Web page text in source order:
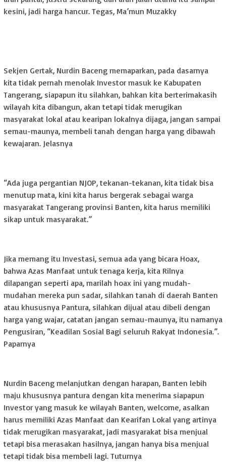
kesini, jadi harga hancur. Tegas, Ma’mun Muzakky
Sekjen Gertak, Nurdin Baceng memaparkan, pada dasarnya
kita tidak pernah menolak Investor masuk ke Kabupaten
Tangerang, siapapun itu silahkan, bahkan kita berterimakasih
wilayah kita dibangun, akan tetapi tidak merugikan
masyarakat lokal atau kearipan lokalnya dijaga, jangan sampai
semau-maunya, membeli tanah dengan harga yang dibawah
kewajaran. Jelasnya
“Ada juga pergantian NJOP, tekanan-tekanan, kita tidak bisa
menutup mata, kini kita harus bergerak sebagai warga
masyarakat Tangerang provinsi Banten, kita harus memiliki
sikap untuk masyarakat.”
Jika memang itu Investasi, semua ada yang bicara Hoax,
bahwa Azas Manfaat untuk tenaga kerja, kita Rilnya
dilapangan seperti apa, marilah hoax ini yang mudah-
mudahan mereka pun sadar, silahkan tanah di daerah Banten
atau khususnya Pantura, silahkan dijual atau dibeli dengan
harga yang wajar, catatan jangan semau-maunya, itu namanya
Pengusiran, “Keadilan Sosial Bagi seluruh Rakyat Indonesia.”.
Paparnya
Nurdin Baceng melanjutkan dengan harapan, Banten lebih
maju khususnya pantura dengan kita menerima siapapun
Investor yang masuk ke wilayah Banten, welcome, asalkan
harus memiliki Azas Manfaat dan Kearifan Lokal yang artinya
tidak merugikan masyarakat, jadi masyarakat bisa menjual
tetapi bisa merasakan hasilnya, jangan hanya bisa menjual
tetapi tidak bisa membeli lagi. Tuturnya